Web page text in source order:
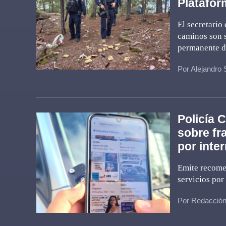
El secretario
caminos son
permanente
Por Alejandro
Policía
sobre
por
Emite
servicios
Por Redacción